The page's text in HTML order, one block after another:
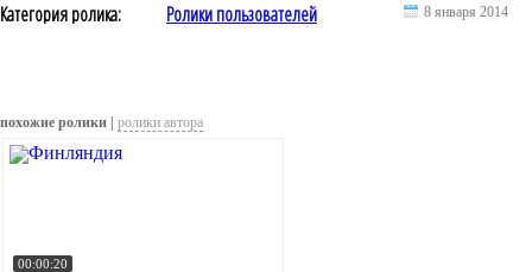
Категория ролика: Ролики пользователей 8 января 2014
похожие ролики | ролики автора
00:00:20